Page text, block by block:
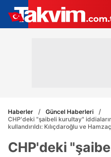
Haberler
Güncel Haberleri
CHP'deki "şaibeli kurultay"
kullandırıldı: Kılıçdaroğlu ve
CHP'deki